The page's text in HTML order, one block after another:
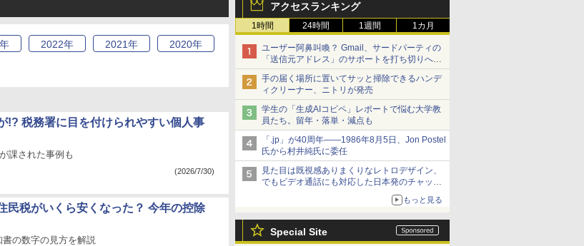
アクセスランキング
1時間 24時間 1週間 1カ月
ユーザー阿鼻叫喚？ Gmail、サードパーティの
「送信元アドレス」のサポートを打ち切りへ
【やじうまWatch】
手の届く場所に置いてサッと掃除できるハンデ
ィクリーナー、ニトリが発売
学生の「生成AIコピペ」レポートで悩む大学教
員たち。留年・落単・減点も
「.jp」が40周年――1986年8月5日、Jon Postel
氏から村井純氏に委任
見た目は既視感ありまくりなレトロデザイン、
でもビデオ通話にも対応した日本発のチャット
もっと見る
Special Site
年 2022年 2021年 2020年
!? 税務署に目を付けられやすい個人事
課された事例も
(2026/7/30)
民税がいくら安くなった？ 今年の控除
の数字の見方を解説